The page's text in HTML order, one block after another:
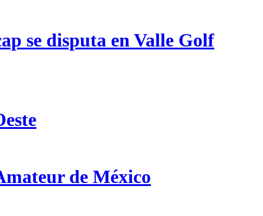
se disputa en Valle Golf
de México